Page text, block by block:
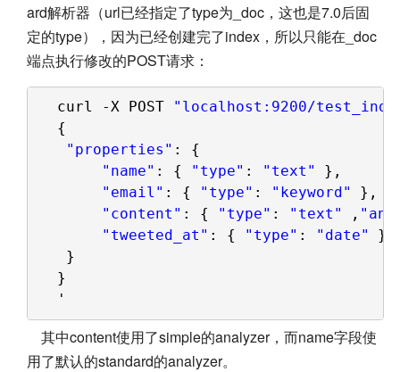
ard解析器（url已经指定了type为_doc，这也是7.0后固
定的type），因为已经创建完了index，所以只能在_doc
端点执行修改的POST请求：
curl -X POST
"localhost:9200/
{
"properties" : {
"name" : { "type" : "text"
},
"email" : { "type" : "keyword"
},
"content" : { "type" : "text" ,
"tweeted_at" : { "type" : "date"
}
}
}
'
其中content使用了simple的analyzer，而name字段使
用了默认的standard的analyzer。